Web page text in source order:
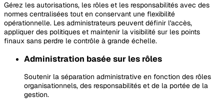
Gérez les autorisations, les rôles et les responsabilités avec des
normes centralisées tout en conservant une flexibilité
opérationnelle. Les administrateurs peuvent définir l'accès,
appliquer des politiques et maintenir la visibilité sur les points
finaux sans perdre le contrôle à grande échelle.
Administration basée sur les rôles
Soutenir la séparation administrative en fonction des rôles
organisationnels, des responsabilités et de la portée de la
gestion.